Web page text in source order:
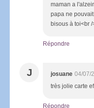
maman a
papa ne
bisous à toi<br /
Répondre
J josuane 04/07/
très jolie carte
Répondre